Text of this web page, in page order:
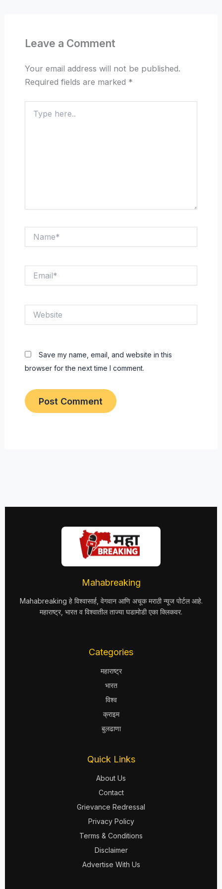
Leave a Comment
Your email address will not be published.
Required fields are marked *
here..
Save my name, email, and website in this
browser for the next time I comment.
Mahabreaking
Mahabreaking हे विश्वासार्ह, वेगवान आणि अचूक मराठी न्यूज पोर्टल आहे.
महाराष्ट्र, भारत व विश्वातील ताज्या घडामोडी एका क्लिकवर.
Categories
महाराष्ट्र
भारत
विश्व
क्राइम
बुलढाणा
Quick Links
About Us
Contact
Grievance Redressal
Privacy Policy
Terms & Conditions
Disclaimer
Advertise With Us